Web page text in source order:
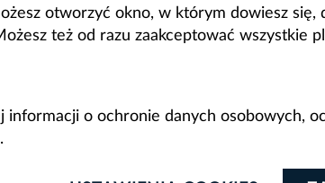
otworzyć okno, w którym dowiesz
też od razu zaakceptować wszystkie
informacji o ochronie danych osobowych,
.